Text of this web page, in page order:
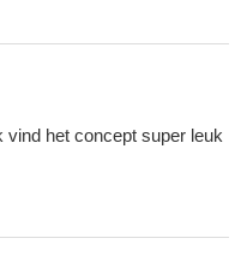
vind het concept super leuk